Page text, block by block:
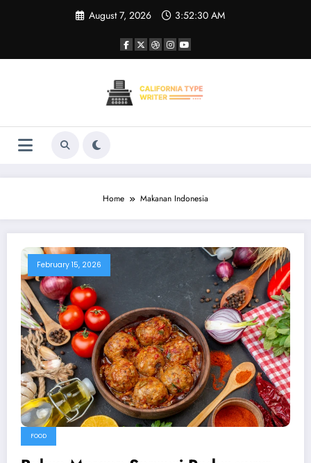
August 7, 2026 3:52:30 AM
Home Makanan Indonesia
February 15, 2026
FOOD